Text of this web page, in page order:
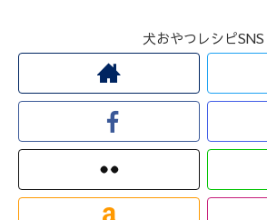
犬おやつレシピSNS